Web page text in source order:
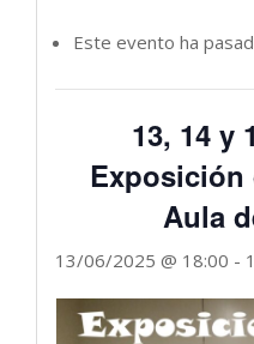
Este evento ha
13, 14 y
Exposición
Aula
13/06/2025 @ 18:00 -